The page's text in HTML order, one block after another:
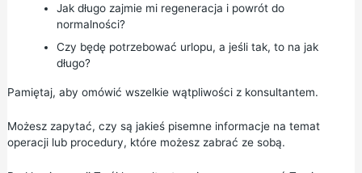
Jak długo zajmie mi regeneracja i powrót do
normalności?
Czy będę potrzebować urlopu, a jeśli tak, to na jak
długo?
Pamiętaj, aby omówić wszelkie wątpliwości z konsultantem.
Możesz zapytać, czy są jakieś pisemne informacje na temat
operacji lub procedury, które możesz zabrać ze sobą.